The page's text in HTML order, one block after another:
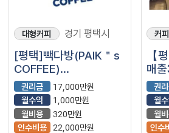
대형커피 경기 평택시
[평택]빽다방(PAIK＂s
COFFEE)
매출4000~4500나오
는 매장 양도양수
합니다
권리금
17,000만원
월수익
1,000만원
월비용
320만원
인수비용 22,000만원
커
【
매
프
양
희
권
월
월
인수